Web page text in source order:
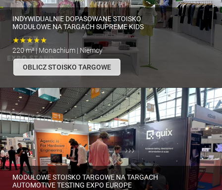
INDYWIDUALNIE DOPASOWANE STOISKO
MODUŁOWE NA TARGACH SUPREME KIDS
★★★★★
220 m² | Monachium | Niemcy
OBLICZ STOISKO TARGOWE
MODUŁOWE STOISKO TARGOWE NA TARGACH
AUTOMOTIVE TESTING EXPO EUROPE